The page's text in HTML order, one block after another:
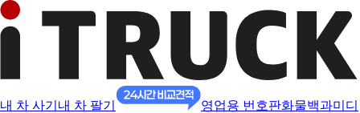
내 차 사기 내 차 팔기 영업용 번호판화물백과미디